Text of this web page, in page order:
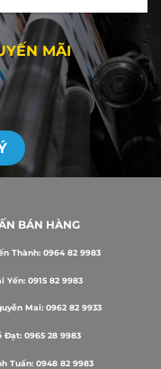
MÃI
BÁN HÀNG
Thành: 0964 82 9983
Yến: 0915 82 9983
Mai: 0962 82 9933
Đạt: 0965 28 9983
Tuấn: 0948 82 9983